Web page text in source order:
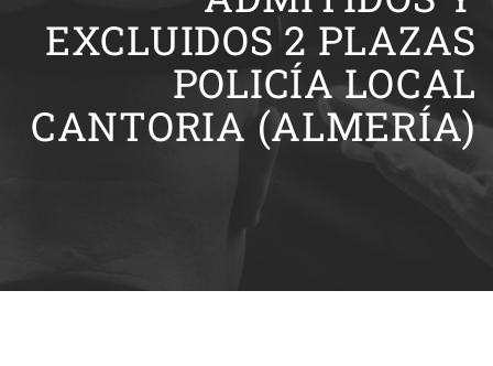
EXCLUIDOS 2 PLAZAS
POLICÍA LOCAL
CANTORIA (ALMERÍA)